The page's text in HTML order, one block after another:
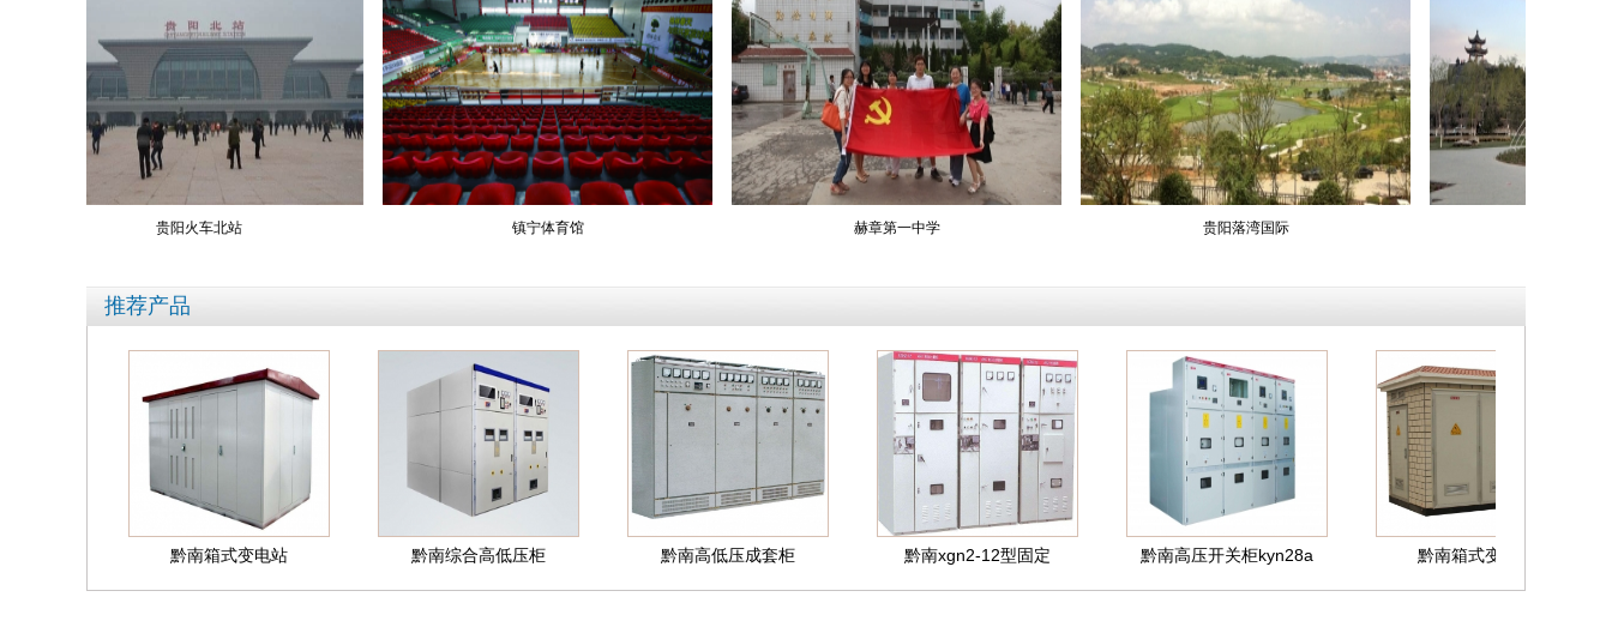
推荐产品
黔南箱式变电站 黔南综合高低压柜 黔南高低压成套柜 黔南xgn2-12型固定 黔南高压开关柜kyn28a 黔南箱式变电站